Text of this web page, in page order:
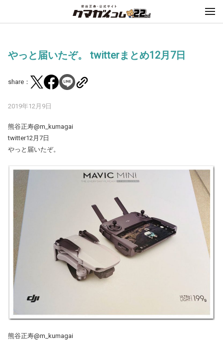
やっと届いたぞ。 twitterまとめ12月7日
share：
2019年12月9日
熊谷正寿@m_kumagai
twitter12月7日
やっと届いたぞ。
熊谷正寿@m_kumagai